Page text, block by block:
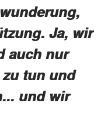
Ja, wir
auch nur
tun und
und wir